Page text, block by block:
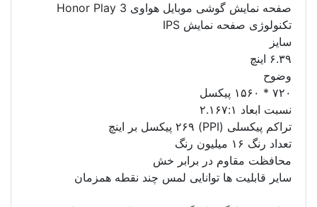
صفحه نمایش گوشی موبایل هواوی Honor Play 3
تکنولوژی صفحه نمایش IPS
سایز
۶.۳۹ اینچ
وضوح
۷۲۰ * ۱۵۶۰ پیکسل
نسبت ابعاد ۲.۱۶۷:۱
تراکم پیکسلی (PPI) ۲۶۹ پیکسل بر اینچ
تعداد رنگ ۱۶ میلیون رنگ
محافظت مقاوم در برابر خش
سایر قابلیت ها توانایی لمس چند نقطه همزمان